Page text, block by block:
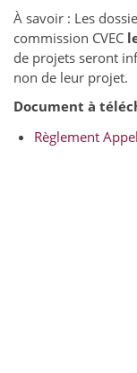
À savoir : Les
commission CVEC
de projets seront
non de leur projet.
Document à
Règlement